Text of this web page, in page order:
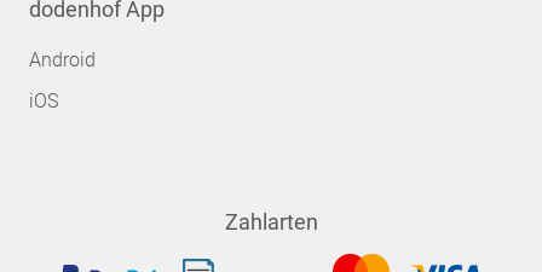
dodenhof App
Android
iOS
Zahlarten